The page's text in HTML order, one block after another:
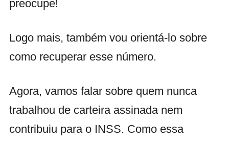
preocupe!
Logo mais, também vou orientá-lo sobre
como recuperar esse número.
Agora, vamos falar sobre quem nunca
trabalhou de carteira assinada nem
contribuiu para o INSS. Como essa